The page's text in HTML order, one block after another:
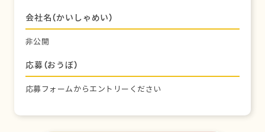
会社名（かいしゃめい）
非公開
応募（おうぼ）
応募フォームからエントリーください